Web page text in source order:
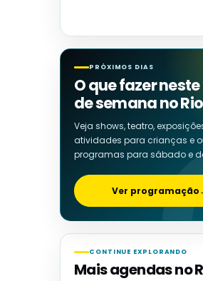
PRÓXIMOS DIAS
O que fazer
de semana no
Veja shows, teatro,
atividades para crianças e
programas para sábado e
Ver programação
CONTINUE EXPLORANDO
Mais agendas no